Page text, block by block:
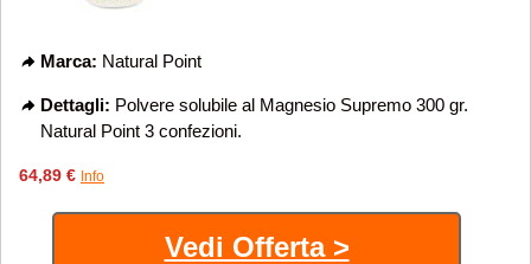
Marca: Natural Point
Dettagli: Polvere solubile al Magnesio Supremo 300 gr.
Natural Point 3 confezioni.
64,89 € Info
Vedi Offerta >